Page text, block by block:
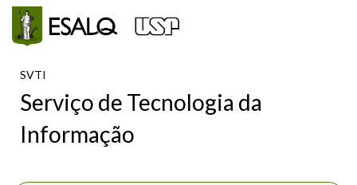
Pular para o conteúdo principal
SVTI
Serviço de Tecnologia da
Informação